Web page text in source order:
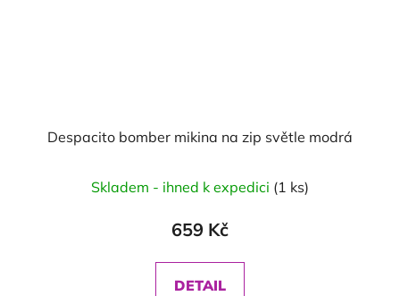
Despacito bomber mikina na zip světle modrá
Skladem - ihned k expedici (1 ks)
659 Kč
DETAIL